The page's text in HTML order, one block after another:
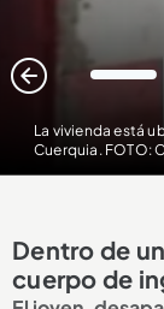
La vivienda está
Cuerquia. FOTO:
1
Dentro de
cuerpo de